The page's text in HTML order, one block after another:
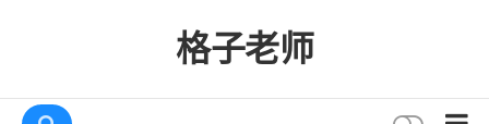
格子老师